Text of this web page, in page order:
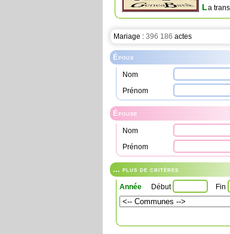
La
Mariage : 396 186 actes
Époux
Nom
Prénom
Épouse
Nom
Prénom
... plus de critères
Année Début Fin